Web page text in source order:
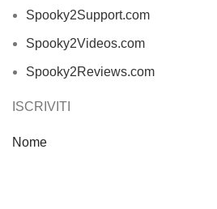
Spooky2Support.com
Spooky2Videos.com
Spooky2Reviews.com
ISCRIVITI
Nome